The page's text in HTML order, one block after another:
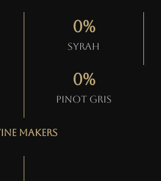
Syrah
0%
Pinot gris
0%
Makers